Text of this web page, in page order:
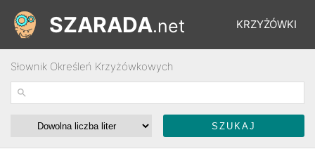
KRZYŻÓWKI
ŁAMIGŁÓWKI
SZARADA.net
Słownik Określeń Krzyżówkowych